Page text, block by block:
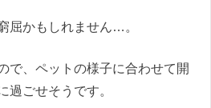
屈かもしれません…。
で、ペットの様子に合わせて開
過ごせそうです。